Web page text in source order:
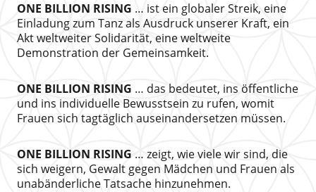
ONE BILLION RISING … ist ein globaler Streik, eine
Einladung zum Tanz als Ausdruck unserer Kraft, ein
Akt weltweiter Solidarität, eine weltweite
Demonstration der Gemeinsamkeit.
ONE BILLION RISING … das bedeutet, ins öffentliche
und ins individuelle Bewusstsein zu rufen, womit
Frauen sich tagtäglich auseinandersetzen müssen.
ONE BILLION RISING … zeigt, wie viele wir sind, die
sich weigern, Gewalt gegen Mädchen und Frauen als
unabänderliche Tatsache hinzunehmen.